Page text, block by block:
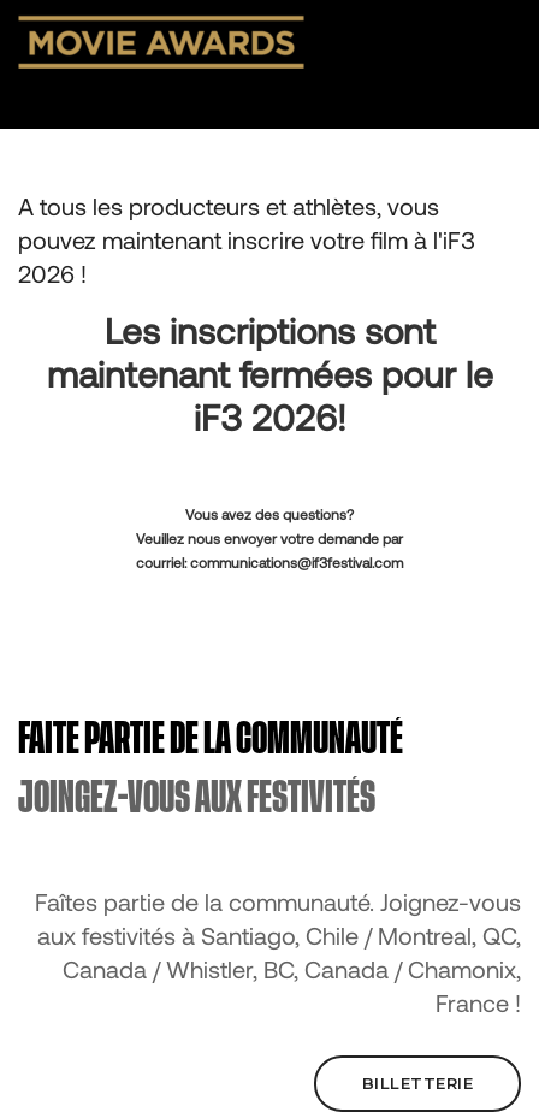
A tous les producteurs et athlètes, vous
pouvez maintenant inscrire votre film à l'iF3
2026 !
Les inscriptions sont
maintenant fermées pour le
iF3 2026!
Vous avez des questions?
Veuillez nous envoyer votre demande par
courriel:communications@if3festival.com
FAITE PARTIE DE LA COMMUNAUTÉ
JOINGEZ-VOUS AUX FESTIVITÉS
Faîtes partie de la communauté. Joignez-vous
aux festivités à Santiago, Chile / Montreal, QC,
Canada / Whistler, BC, Canada / Chamonix,
France !
BILLETTERIE